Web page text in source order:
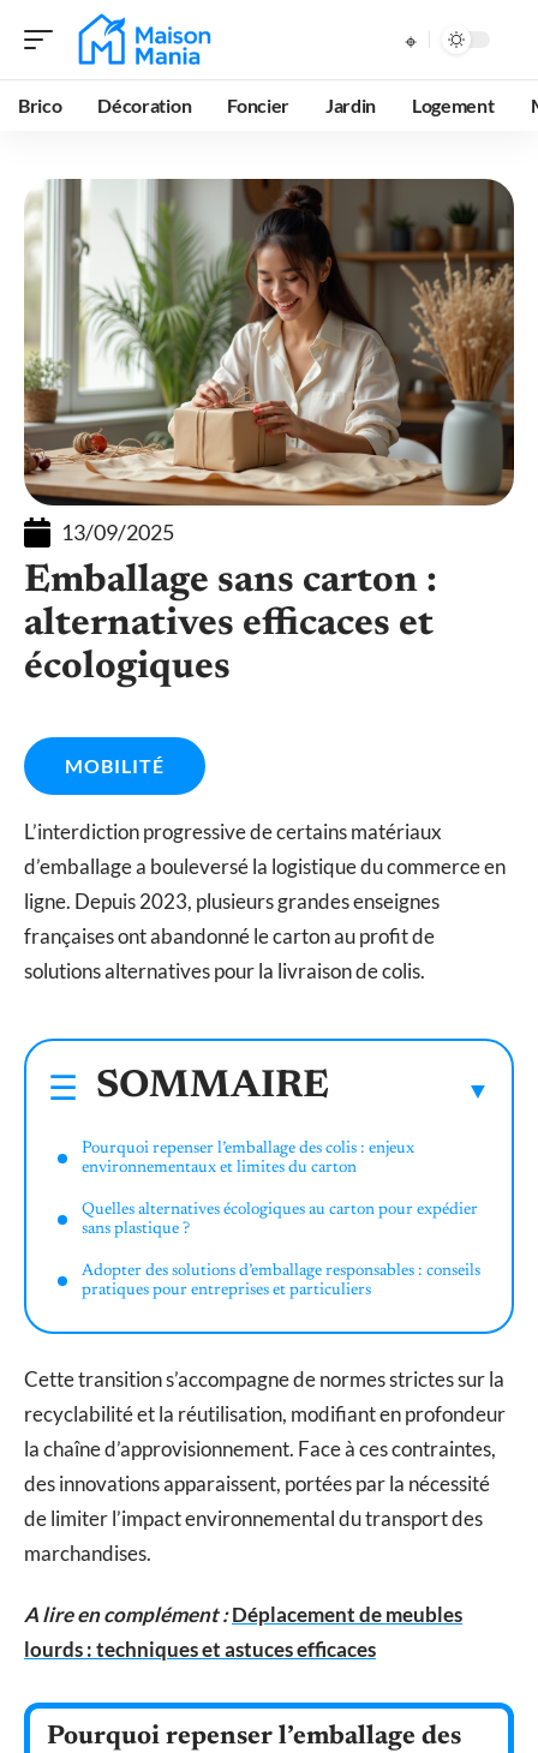
Brico Décoration Foncier Jardin Logement
13/09/2025
Emballage sans carton :
alternatives efficaces et
écologiques
MOBILITÉ
L’interdiction progressive de certains matériaux
d’emballage a bouleversé la logistique du commerce en
ligne. Depuis 2023, plusieurs grandes enseignes
françaises ont abandonné le carton au profit de
solutions alternatives pour la livraison de colis.
SOMMAIRE
Pourquoi repenser l’emballage des colis : enjeux
environnementaux et limites du carton
Quelles alternatives écologiques au carton pour expédier
sans plastique ?
Adopter des solutions d’emballage responsables : conseils
pratiques pour entreprises et particuliers
Cette transition s’accompagne de normes strictes sur la
recyclabilité et la réutilisation, modifiant en profondeur
la chaîne d’approvisionnement. Face à ces contraintes,
des innovations apparaissent, portées par la nécessité
de limiter l’impact environnemental du transport des
marchandises.
A lire en complément :Déplacement de meubles
lourds : techniques et astuces efficaces
Pourquoi repenser l’emballage des